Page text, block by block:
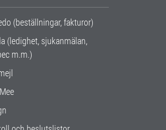
(beställningar, fakturor)
(ledighet, sjukanmälan,
m.m.)